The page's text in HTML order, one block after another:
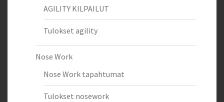
AGILITY KILPAILUT
Tulokset agility
Nose Work
Nose Work tapahtumat
Tulokset nosework